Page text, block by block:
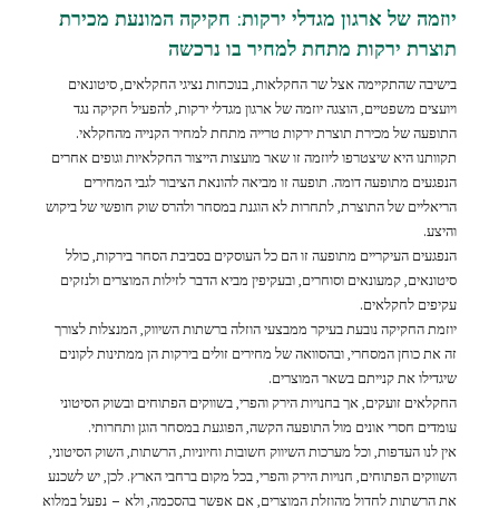
יוזמה של ארגון מגדלי ירקות: חקיקה המונעת מכירת
תוצרת ירקות מתחת למחיר בו נרכשה
בישיבה שהתקיימה אצל שר החקלאות, בנוכחות נציגי החקלאים, סיטונאים
ויועצים משפטיים, הוצגה יוזמה של ארגון מגדלי ירקות, להפעיל חקיקה נגד
התופעה של מכירת תוצרת ירקות טרייה מתחת למחיר הקנייה מהחקלאי.
תקוותנו היא שיצטרפו ליוזמה זו שאר מועצות הייצור החקלאיות וגופים אחרים
הנפגעים מתופעה דומה. תופעה זו מביאה להונאת הציבור לגבי המחירים
הריאליים של התוצרת, לתחרות לא הוגנת במסחר ולהרס שוק חופשי של ביקוש
והיצע.
הנפגעים העיקריים מתופעה זו הם כל העוסקים בסביבת הסחר בירקות, כולל
סיטונאים, קמעונאים וסוחרים, ובעקיפין מביא הדבר לזילות המוצרים ולנזקים
עקיפים לחקלאים.
יוזמת החקיקה נובעת בעיקר ממבצעי הוזלה ברשתות השיווק, המנצלות לצורך
זה את כוחן המסחרי, ובהסוואה של מחירים זולים בירקות הן ממתינות לקונים
שיגדילו את קנייתם בשאר המוצרים.
החקלאים זועקים, אך בחנויות הירק והפרי, בשווקים הפתוחים ובשוק הסיטוני
עומדים חסרי אונים מול התופעה הקשה, הפוגעת במסחר הוגן ותחרותי.
אין לנו העדפות, וכל מערכות השיווק חשובות וחיוניות, הרשתות, השוק הסיטוני,
השווקים הפתוחים, חנויות הירק והפרי, בכל מקום ברחבי הארץ. לכן, יש לשכנע
את הרשתות לחדול מהוזלת המוצרים, אם אפשר בהסכמה, ולא – נפעל במלוא